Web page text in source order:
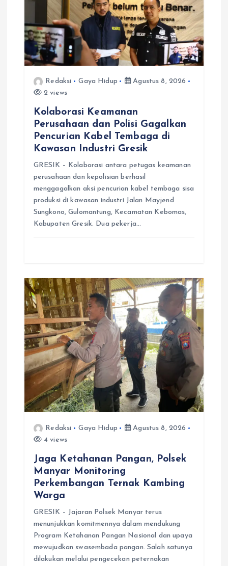
s
Redaksi Gaya Hidup
Agustus 8, 2026
2 views
Kolaborasi Keamanan
Perusahaan dan Polisi Gagalkan
Pencurian Kabel Tembaga di
Kawasan Industri Gresik
GRESIK – Kolaborasi antara petugas keamanan
perusahaan dan kepolisian berhasil
menggagalkan aksi pencurian kabel tembaga sisa
produksi di kawasan industri Jalan Mayjend
Sungkono, Gulomantung, Kecamatan Kebomas,
Kabupaten Gresik. Dua pekerja…
Redaksi Gaya Hidup
Agustus 8, 2026
4 views
Jaga Ketahanan Pangan, Polsek
Manyar Monitoring
Perkembangan Ternak Kambing
Warga
GRESIK – Jajaran Polsek Manyar terus
menunjukkan komitmennya dalam mendukung
Program Ketahanan Pangan Nasional dan upaya
mewujudkan swasembada pangan. Salah satunya
dilakukan melalui pengecekan peternakan